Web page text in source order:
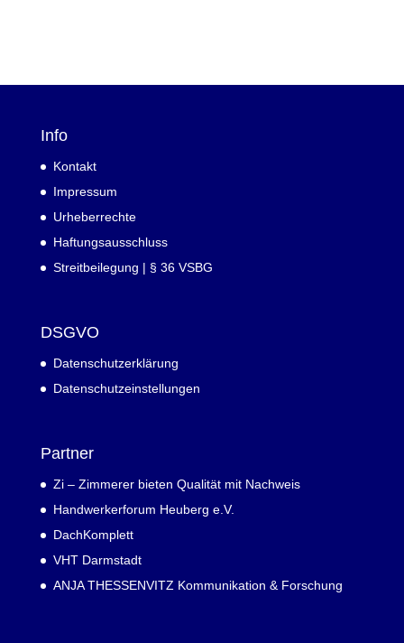
Info
Kontakt
Impressum
Urheberrechte
Haftungsausschluss
Streitbeilegung | § 36 VSBG
DSGVO
Datenschutzerklärung
Datenschutzeinstellungen
Partner
Zi – Zimmerer bieten Qualität mit Nachweis
Handwerkerforum Heuberg e.V.
DachKomplett
VHT Darmstadt
ANJA THESSENVITZ Kommunikation & Forschung